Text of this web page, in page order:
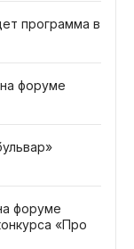
программа в
форуме
форуме
«Про